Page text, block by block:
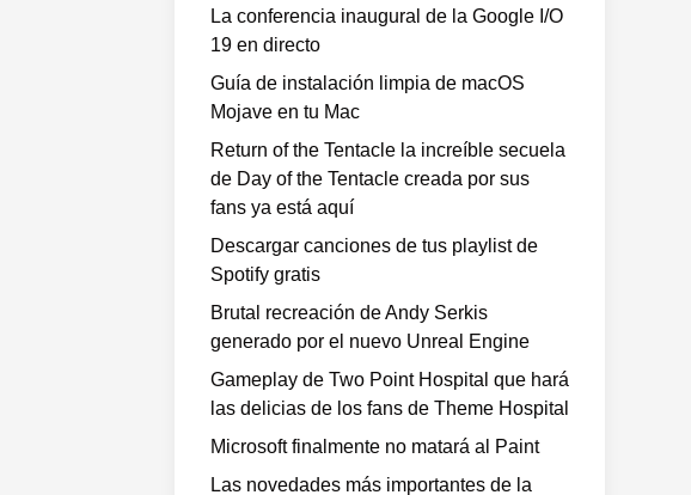
La conferencia inaugural de la Google I/O
19 en directo
Guía de instalación limpia de macOS
Mojave en tu Mac
Return of the Tentacle la increíble secuela
de Day of the Tentacle creada por sus
fans ya está aquí
Descargar canciones de tus playlist de
Spotify gratis
Brutal recreación de Andy Serkis
generado por el nuevo Unreal Engine
Gameplay de Two Point Hospital que hará
las delicias de los fans de Theme Hospital
Microsoft finalmente no matará al Paint
Las novedades más importantes de la